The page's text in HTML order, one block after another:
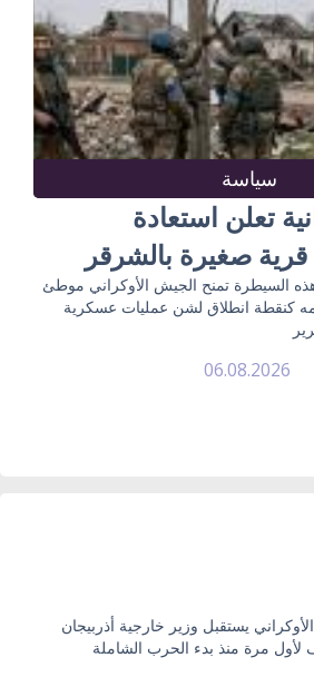
سياسة
تعلن استعادة
صغيرة بالشرقر
السيطرة تمنح الجيش الأوكراني موطئ
كنقطة انطلاق لشن عمليات عسكرية
06.08.2026
يستقبل وزير خارجية أذربيجان
لأول مرة منذ بدء الحرب الشاملة